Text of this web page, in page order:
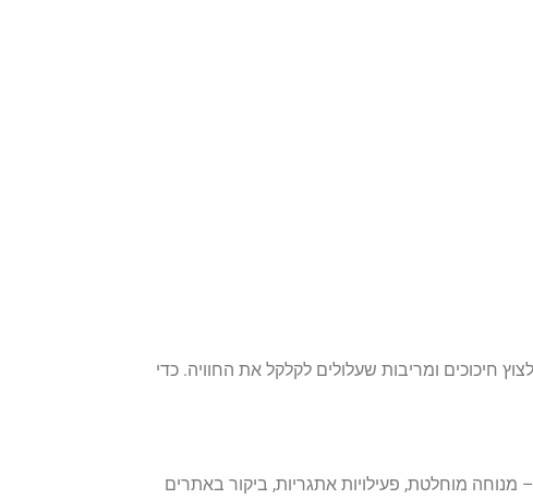
חיכוכים ומריבות שעלולים לקלקל את החוויה. כדי
מוחלטת, פעילויות אתגריות, ביקור באתרים